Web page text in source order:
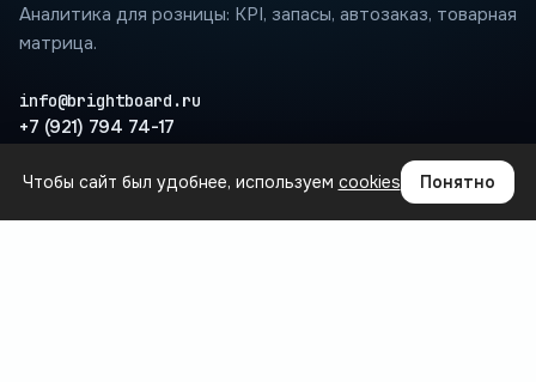
Аналитика для розницы: KPI, запасы, автозаказ, товарная
матрица.
info@brightboard.ru
+7 (921) 794 74-17
Где теряются деньги
Чтобы сайт был удобнее, используем cookies Понятно